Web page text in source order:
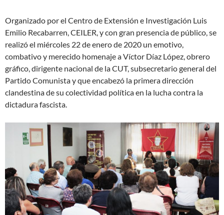
Organizado por el Centro de Extensión e Investigación Luis
Emilio Recabarren, CEILER, y con gran presencia de público, se
realizó el miércoles 22 de enero de 2020 un emotivo,
combativo y merecido homenaje a Víctor Díaz López, obrero
gráfico, dirigente nacional de la CUT, subsecretario general del
Partido Comunista y que encabezó la primera dirección
clandestina de su colectividad política en la lucha contra la
dictadura fascista.